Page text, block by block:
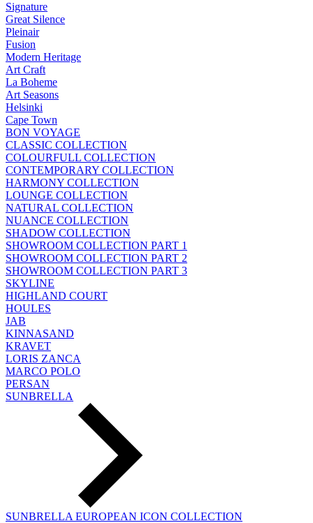
Signature
Great Silence
Pleinair
Fusion
Modern Heritage
Art Craft
La Boheme
Art Seasons
Helsinki
Cape Town
BON VOYAGE
CLASSIC COLLECTION
COLOURFULL COLLECTION
CONTEMPORARY COLLECTION
HARMONY COLLECTION
LOUNGE COLLECTION
NATURAL COLLECTION
NUANCE COLLECTION
SHADOW COLLECTION
SHOWROOM COLLECTION PART 1
SHOWROOM COLLECTION PART 2
SHOWROOM COLLECTION PART 3
SKYLINE
HIGHLAND COURT
HOULES
JAB
KINNASAND
KRAVET
LORIS ZANCA
MARCO POLO
PERSAN
SUNBRELLA
SUNBRELLA EUROPEAN ICON COLLECTION